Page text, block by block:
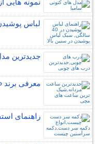
نمونه هایی
لباس پوشیدن بعد
جدیدترین
معرفی برند
راهنمای